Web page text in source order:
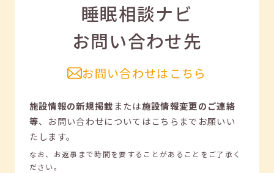
睡眠相談ナビ
お問い合わせ先
お問い合わせはこちら
施設情報の新規掲載または施設情報変更のご連絡
等、 お問い合わせについてはこちらまでお願いい
たします。
なお、お返事まで時間を要することがあることをご了承く
ださい。